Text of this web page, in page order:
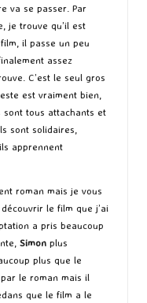
va se passer. Par
je trouve qu’il est
il passe un peu
assez
C’est le seul gros
est vraiment bien,
sont tous attachants et
sont solidaires,
apprennent
roman mais je vous
le film que j’ai
a pris beaucoup
Simon plus
plus que le
le roman mais il
que le film a le